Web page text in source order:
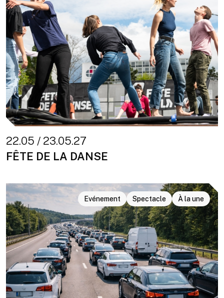
22.05 / 23.05.27
FÊTE DE LA DANSE
Evénement Spectacle À la une